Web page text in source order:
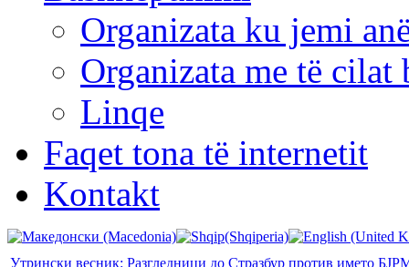
Organizata ku jemi
Organizata me të cilat
Linqe
Faqet tona të internetit
Kontakt
Утрински весник: Разгледници до Стразбур против името